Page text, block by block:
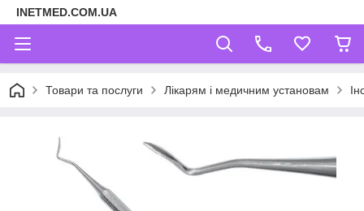
INETMED.COM.UA
Товари та послуги Лікарям і медичним установам